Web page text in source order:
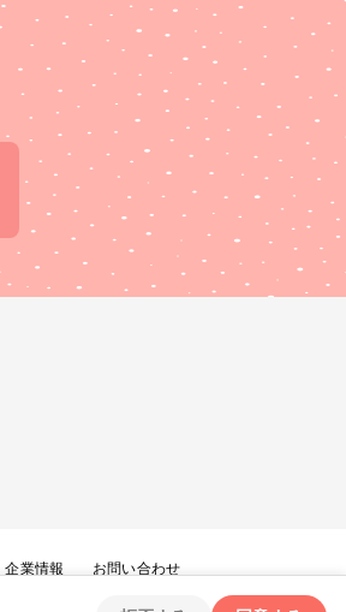
企業情報 お問い合わせ